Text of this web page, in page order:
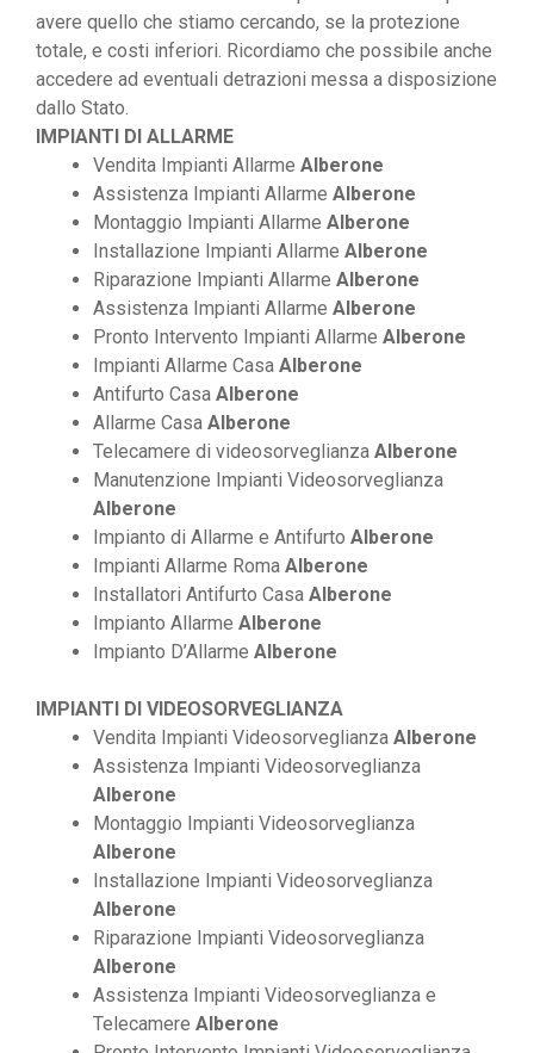
avere quello che stiamo cercando, se la protezione
totale, e costi inferiori. Ricordiamo che possibile anche
accedere ad eventuali detrazioni messa a disposizione
dallo Stato.
IMPIANTI DI ALLARME
Vendita Impianti Allarme Alberone
Assistenza Impianti Allarme Alberone
Montaggio Impianti Allarme Alberone
Installazione Impianti Allarme Alberone
Riparazione Impianti Allarme Alberone
Assistenza Impianti Allarme Alberone
Pronto Intervento Impianti Allarme Alberone
Impianti Allarme Casa Alberone
Antifurto Casa Alberone
Allarme Casa Alberone
Telecamere di videosorveglianza Alberone
Manutenzione Impianti Videosorveglianza
Alberone
Impianto di Allarme e Antifurto Alberone
Impianti Allarme Roma Alberone
Installatori Antifurto Casa Alberone
Impianto Allarme Alberone
Impianto D’Allarme Alberone
IMPIANTI DI VIDEOSORVEGLIANZA
Vendita Impianti Videosorveglianza Alberone
Assistenza Impianti Videosorveglianza
Alberone
Montaggio Impianti Videosorveglianza
Alberone
Installazione Impianti Videosorveglianza
Alberone
Riparazione Impianti Videosorveglianza
Alberone
Assistenza Impianti Videosorveglianza e
Telecamere Alberone